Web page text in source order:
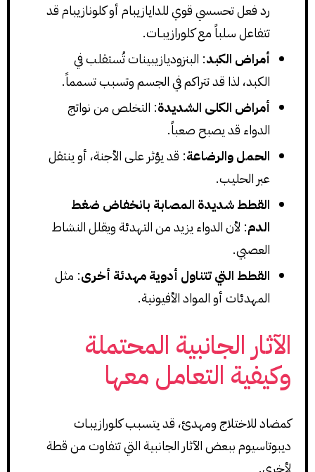
رد فعل تحسسي قوي للدايازيبام أو كلونازيبام قد
تتفاعل سلباً مع كلورازيبـات.
أمراض الكبد: البنزوديازيبينات تُستقلب في
الكبد، لذا قد تتراكم في الجسم وتسبب تسمماً.
أمراض الكلى الشديدة: التخلص من نواتج
الدواء قد يصبح صعباً.
الحمل والرضاعة: قد يؤثر على الأجنة، أو ينتقل
عبر الحليب.
القطط شديدة المصابة بانخفاض ضغط
الدم: لأن الدواء يزيد من التهدئة ويقلل النشاط
العصبي.
القطط التي تتناول أدوية مهدئة أخرى: مثل
المهدئات أو المواد الأفيونية.
الآثار الجانبية المحتملة
وكيفية التعامل معها
كمضاد للاختلاج ومهدئ، قد يتسبب كلورازيبـات
ديبوتاسيوم ببعض الآثار الجانبية التي تتفاوت من قطة